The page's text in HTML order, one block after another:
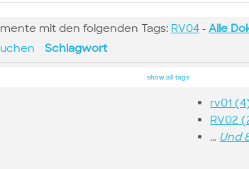
mit den folgenden Tags: RV04 - Alle
Schlagwort
show all tags
rv01
RV02
… Und